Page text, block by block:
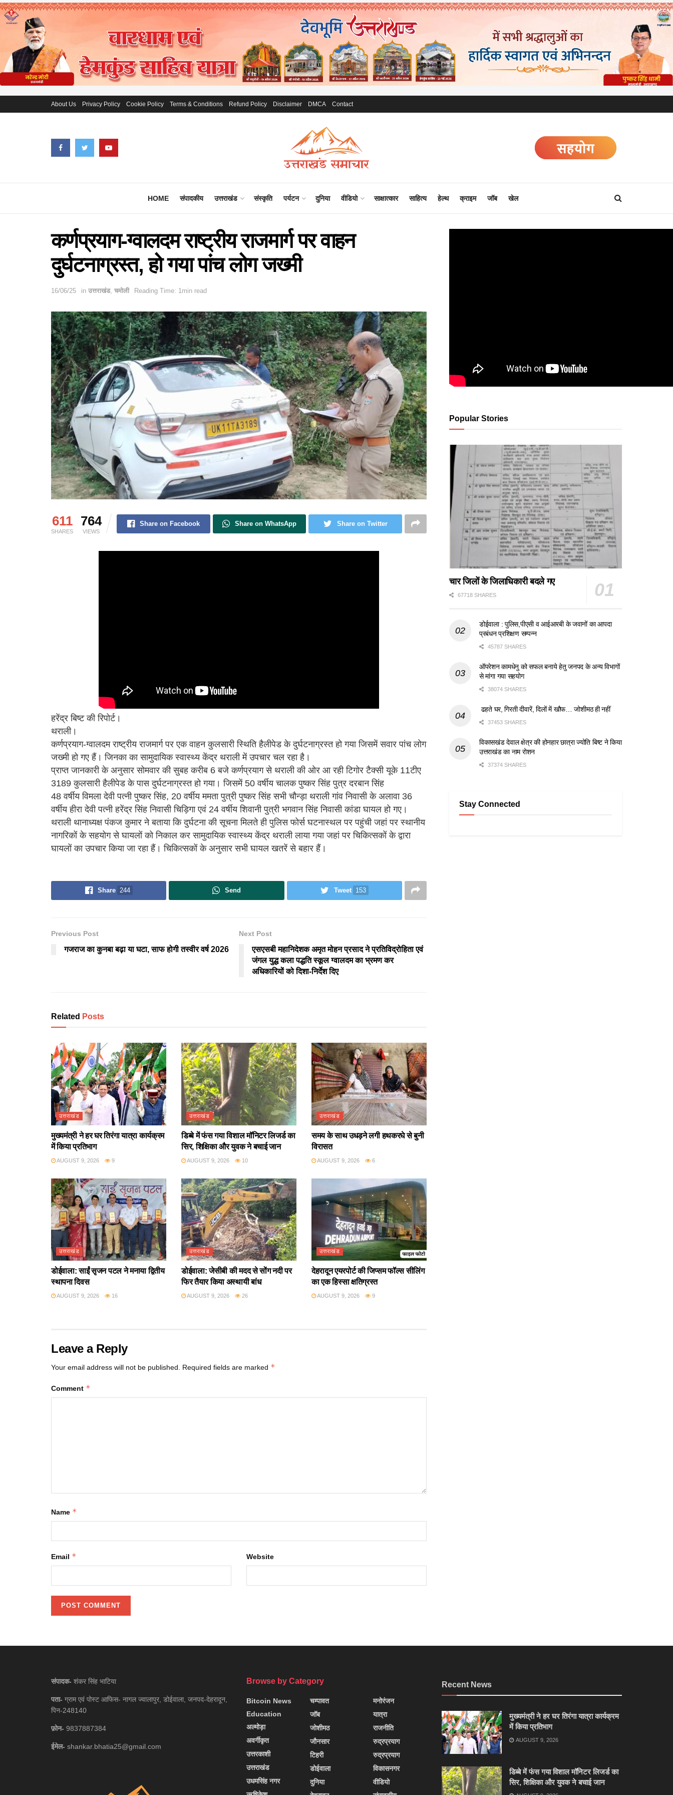
About Us Privacy Policy Cookie Policy Terms & Conditions Refund Policy Disclaimer DMCA Contact
HOME संपादकीय उत्तराखंड संस्कृति पर्यटन दुनिया वीडियो साक्षात्कार साहित्य हेल्थ क्राइम जॉब खेल
कर्णप्रयाग-ग्वालदम राष्ट्रीय राजमार्ग पर वाहन
दुर्घटनाग्रस्त, हो गया पांच लोग जख्मी
16/06/25 in उत्तराखंड, चमोली Reading Time: 1min read
611
SHARES
764
VIEWS
Share on Facebook Share on WhatsApp Share on Twitter
हरेंद्र बिष्ट की रिपोर्ट।
थराली।
कर्णप्रयाग-ग्वालदम राष्ट्रीय राजमार्ग पर एक वाहन कुलसारी स्थिति हैलीपेड के दुर्घटनाग्रस्त हो गया जिसमें सवार पांच लोग
जख्मी हो गए हैं। जिनका का सामुदायिक स्वास्थ्य केंद्र थराली में उपचार चल रहा है।
प्राप्त जानकारी के अनुसार सोमवार की सुबह करीब 6 बजे कर्णप्रयाग से थराली की ओर आ रही टिगोर टैक्सी यूके 11टीए
3189 कुलसारी हैलीपेड के पास दुर्घटनाग्रस्त हो गया। जिसमें 50 वर्षीय चालक पुष्कर सिंह पुत्र दरबान सिंह
48 वर्षीय विमला देवी पत्नी पुष्कर सिंह, 20 वर्षीय ममता पुत्री पुष्कर सिंह सभी चौन्ड़ा थराली गांव निवासी के अलावा 36
वर्षीय हीरा देवी पत्नी हरेंद्र सिंह निवासी चिड़िगा एवं 24 वर्षीय शिवानी पुत्री भगवान सिंह निवासी कांडा घायल हो गए।
थराली थानाध्यक्ष पंकज कुमार ने बताया कि दुर्घटना की सूचना मिलते ही पुलिस फोर्स घटनास्थल पर पहुंची जहां पर स्थानीय
नागरिकों के सहयोग से घायलों को निकाल कर सामुदायिक स्वास्थ्य केंद्र थराली लाया गया जहां पर चिकित्सकों के द्वारा
घायलों का उपचार किया जा रहा हैं। चिकित्सकों के अनुसार सभी घायल खतरें से बहार हैं।
Share 244 Send Tweet 153
Previous Post
गजराज का कुनबा बढ़ा या घटा, साफ होगी तस्वीर वर्ष 2026
Next Post
एसएसबी महानिदेशक अमृत मोहन प्रसाद ने प्रतिविद्रोहिता एवं
जंगल युद्ध कला पद्धति स्कूल ग्वालदम का भ्रमण कर
अधिकारियों को दिशा-निर्देश दिए
Related Posts
उत्तराखंड
मुख्यमंत्री ने हर घर तिरंगा यात्रा कार्यक्रम
में किया प्रतिभाग
AUGUST 9, 2026 9
उत्तराखंड
डिब्बे में फंस गया विशाल मॉनिटर लिजर्ड का
सिर, शिक्षिका और युवक ने बचाई जान
AUGUST 9, 2026 10
उत्तराखंड
समय के साथ उधड़ने लगी हथकरघे से बुनी
विरासत
AUGUST 9, 2026 6
उत्तराखंड
डोईवाला: साईं सृजन पटल ने मनाया द्वितीय
स्थापना दिवस
AUGUST 9, 2026 16
उत्तराखंड
डोईवाला: जेसीबी की मदद से सोंग नदी पर
फिर तैयार किया अस्थायी बांध
AUGUST 9, 2026 26
उत्तराखंड
देहरादून एयरपोर्ट की जिप्सम फॉल्स सीलिंग
का एक हिस्सा क्षतिग्रस्त
AUGUST 9, 2026 9
Leave a Reply
Your email address will not be published. Required fields are marked *
Comment *
Name *
Email * Website
Popular Stories
चार जिलों के जिलाधिकारी बदले गए
67718 SHARES
डोईवाला : पुलिस,पीएसी व आईआरबी के जवानों का आपदा
प्रबंधन प्रशिक्षण सम्पन्न
45787 SHARES
ऑपरेशन कामधेनु को सफल बनाये हेतु जनपद के अन्य विभागों
से मांगा गया सहयोग
38074 SHARES
ढहते घर, गिरती दीवारें, दिलों में खौफ… जोशीमठ ही नहीं
37453 SHARES
विकासखंड देवाल क्षेत्र की होनहार छात्रा ज्योति बिष्ट ने किया
उत्तराखंड का नाम रोशन
37374 SHARES
Stay Connected
संपादक- शंकर सिंह भाटिया
पता- ग्राम एवं पोस्ट आफिस- नागल ज्वालापुर, डोईवाला, जनपद-देहरादून,
पिन-248140
फ़ोन- 9837887384
ईमेल- shankar.bhatia25@gmail.com
Browse by Category
Bitcoin News
Education
अल्मोड़ा
अवर्गीकृत
उत्तरकाशी
उत्तराखंड
उधमसिंह नगर
चम्पावत
जॉब
जोशीमठ
जौनसार
टिहरी
डोईवाला
दुनिया
मनोरंजन
यात्रा
राजनीति
रुद्रप्रयाग
रुद्रप्रयाग
विकासनगर
वीडियो
Recent News
मुख्यमंत्री ने हर घर तिरंगा यात्रा कार्यक्रम
में किया प्रतिभाग
AUGUST 9, 2026
डिब्बे में फंस गया विशाल मॉनिटर लिजर्ड का
सिर, शिक्षिका और युवक ने बचाई जान